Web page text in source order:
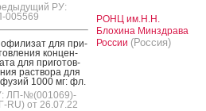
РУ:
005569
для при­
кон­цен­
для при­готов­
рас­тво­ра для
1000 мг: фл.
ЛП-№(001069)-
RU) от 26.07.22
РОНЦ им.Н.Н.
Блохина Минздрава
России (Россия)